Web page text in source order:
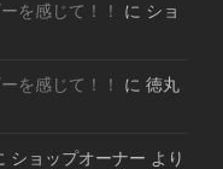
を感じて！！ に ショ
を感じて！！ に 徳丸
ショップオーナー より